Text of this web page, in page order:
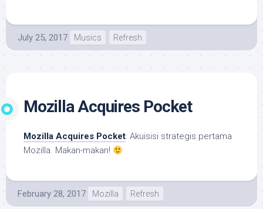
July 25, 2017 Musics Refresh
Mozilla Acquires Pocket
Mozilla Acquires Pocket: Akuisisi strategis pertama
Mozilla. Makan-makan!
February 28, 2017 Mozilla Refresh